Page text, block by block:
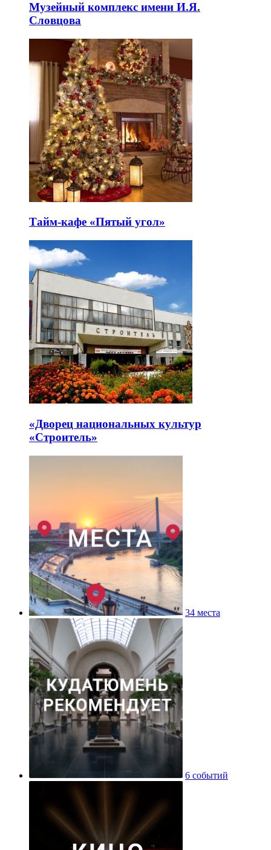
Музейный комплекс имени И.Я.
Словцова
Тайм-кафе «Пятый угол»
«Дворец национальных культур
«Строитель»
34 места
6 событий